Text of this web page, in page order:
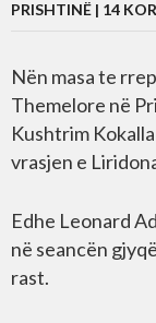
PRISHTINË | 14
Nën masa te
Themelore në
Kushtrim
vrasjen e
Edhe Leonard
në seancën
rast.